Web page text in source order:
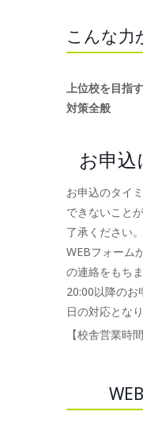
こんな力
上位校を目指
対策全般
お申込
お申込のタイ
できないこと
了承ください。
WEBフォーム
の連絡をもち
20:00以降のお
日の対応となり
【校舎営業時